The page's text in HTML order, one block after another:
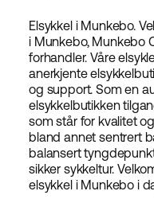
Elsykkel i Munkebo.
i Munkebo, Munkebo
forhandler. Våre
anerkjente
og support. Som en
elsykkelbutikken
som står for kvalitet
bland annet sentrert
balansert
sikker sykkeltur.
elsykkel i Munkebo i